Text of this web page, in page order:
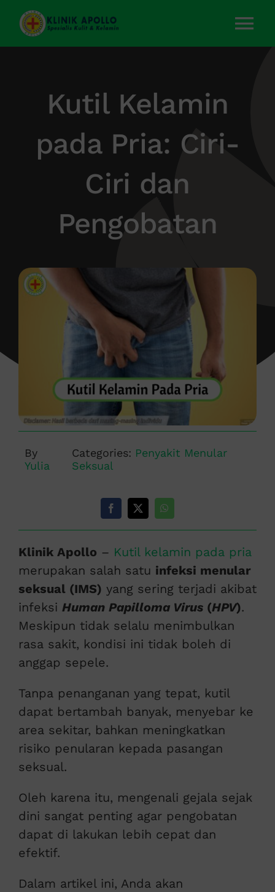
Skip
content
Layanan Kami
Tentang Kami
Kontak Kami
Kutil Kelamin
pada Pria: Ciri-
Ciri dan
Pengobatan
By
Yulia
Categories: Penyakit Menular
Seksual
Klinik Apollo – Kutil kelamin pada pria
merupakan salah satu infeksi menular
seksual (IMS) yang sering terjadi akibat
infeksi Human Papilloma Virus(HPV).
Meskipun tidak selalu menimbulkan
rasa sakit, kondisi ini tidak boleh di
anggap sepele.
Tanpa penanganan yang tepat, kutil
dapat bertambah banyak, menyebar ke
area sekitar, bahkan meningkatkan
risiko penularan kepada pasangan
seksual.
Oleh karena itu, mengenali gejala sejak
dini sangat penting agar pengobatan
dapat di lakukan lebih cepat dan
efektif.
Dalam artikel ini, Anda akan